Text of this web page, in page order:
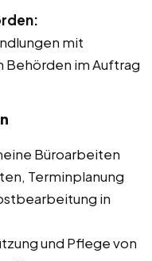
mit
Behörden im Auftrag
Büroarbeiten
Terminplanung
in
und Pflege von